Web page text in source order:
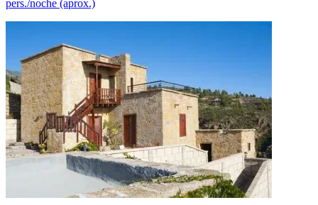
pers./noche (aprox.)